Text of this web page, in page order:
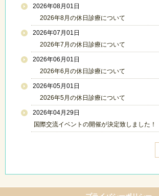
2026年08月01日
2026年8月の休日診療について
2026年07月01日
2026年7月の休日診療について
2026年06月01日
2026年6月の休日診療について
2026年05月01日
2026年5月の休日診療について
2026年04月29日
国際交流イベントの開催が決定致しました！